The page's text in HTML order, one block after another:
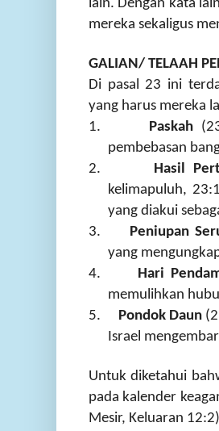
lain. Dengan kata
mereka sekaligus
GALIAN/ TELAAH
Di pasal 23 ini
yang harus mereka
1.
Paskah
pembebasan
2.
Hasil
kelimapuluh,
yang diakui
3.
Peniupan
yang
4.
Hari
memulihkan
5.
Pondok Daun
Israel
Untuk diketahui
pada kalender
Mesir, Keluaran